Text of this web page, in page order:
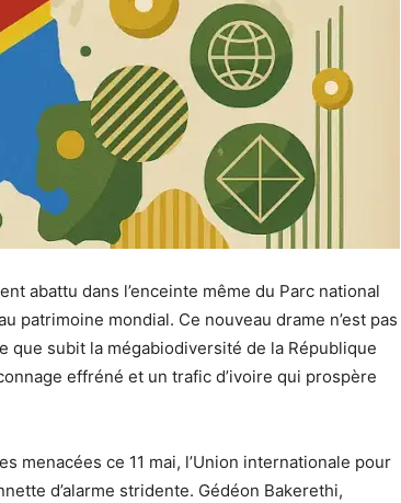
abattu dans l’enceinte même du Parc national
patrimoine mondial. Ce nouveau drame n’est pas
que subit la mégabiodiversité de la République
effréné et un trafic d’ivoire qui prospère
menacées ce 11 mai, l’Union internationale pour
d’alarme stridente. Gédéon Bakerethi,